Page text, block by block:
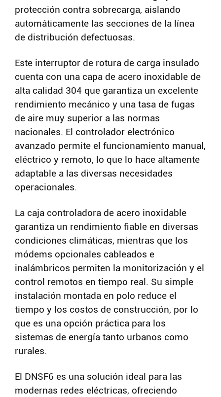
protección contra sobrecarga, aislando
automáticamente las secciones de la línea
de distribución defectuosas.
Este interruptor de rotura de carga insulado
cuenta con una capa de acero inoxidable de
alta calidad 304 que garantiza un excelente
rendimiento mecánico y una tasa de fugas
de aire muy superior a las normas
nacionales. El controlador electrónico
avanzado permite el funcionamiento manual,
eléctrico y remoto, lo que lo hace altamente
adaptable a las diversas necesidades
operacionales.
La caja controladora de acero inoxidable
garantiza un rendimiento fiable en diversas
condiciones climáticas, mientras que los
módems opcionales cableados e
inalámbricos permiten la monitorización y el
control remotos en tiempo real. Su simple
instalación montada en polo reduce el
tiempo y los costos de construcción, por lo
que es una opción práctica para los
sistemas de energía tanto urbanos como
rurales.
El DNSF6 es una solución ideal para las
modernas redes eléctricas, ofreciendo